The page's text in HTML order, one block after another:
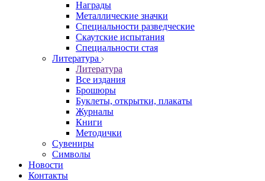
Награды
Металлические значки
Специальности разведческие
Скаутские испытания
Специальности стая
Литература
Литература
Все издания
Брошюры
Буклеты, открытки, плакаты
Журналы
Книги
Методички
Сувениры
Символы
Новости
Контакты